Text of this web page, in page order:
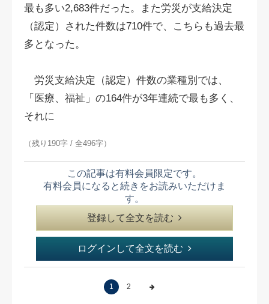
最も多い2,683件だった。また労災が支給決定
（認定）された件数は710件で、こちらも過去最
多となった。
労災支給決定（認定）件数の業種別では、
「医療、福祉」の164件が3年連続で最も多く、
それに
（残り190字 / 全496字）
この記事は有料会員限定です。
有料会員になると続きをお読みいただけま
す。
登録して全文を読む
ログインして全文を読む
1 2